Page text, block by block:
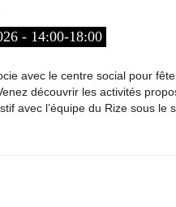
- 14:00-18:00
avec le centre social pour
découvrir les activités
avec l’équipe du Rize sous le